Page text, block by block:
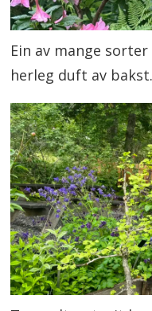
Ein av mange
herleg duft av bakst.